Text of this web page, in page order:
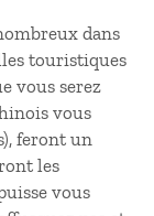
dans
touristiques
vous serez
vous
feront un
les
vous